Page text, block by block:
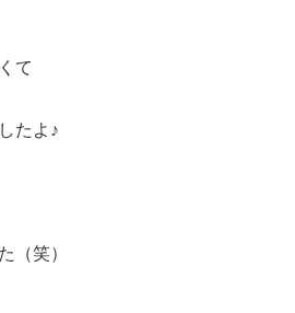
て
たよ♪
（笑）